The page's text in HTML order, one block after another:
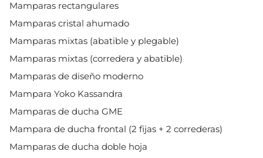
Mamparas rectangulares
Mamparas cristal ahumado
Mamparas mixtas (abatible y plegable)
Mamparas mixtas (corredera y abatible)
Mamparas de diseño moderno
Mampara Yoko Kassandra
Mamparas de ducha GME
Mampara de ducha frontal (2 fijas + 2 correderas)
Mamparas de ducha doble hoja